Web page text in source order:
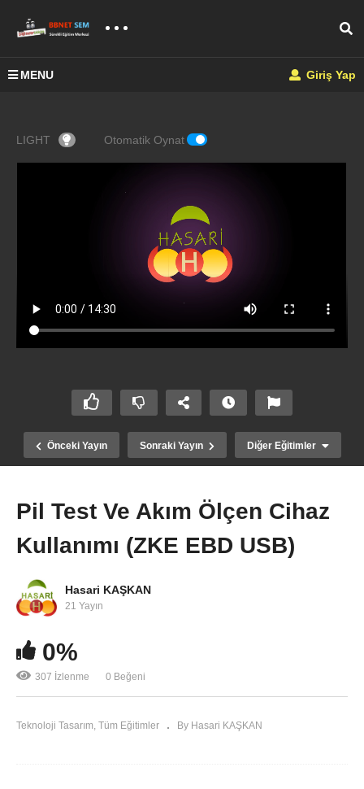
MENU Giriş Yap
LIGHT Otomatik Oynat
Önceki Yayın Sonraki Yayın Diğer Eğitimler
Scratch İle Blok Kırma Oyunu 1. Bölüm
Pil Test Ve Akım Ölçen Cihaz
Kullanımı (ZKE EBD USB)
Hasari KAŞKAN
21 Yayın
0%
307 İzlenme 0 Beğeni
Teknoloji Tasarım Tüm Eğitimler By Hasari KAŞKAN